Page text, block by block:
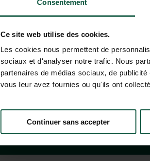
Consentement
Ce site web utilise des cookies.
Les cookies nous permettent de
sociaux et d'analyser notre trafic. Nous
partenaires de médias sociaux, de
vous leur avez fournies ou qu'ils ont
Continuer sans accepter